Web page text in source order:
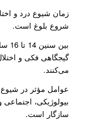
زمان شیوع درد و
شروع بلوغ است.
گیجگاهی فکی و
می‌کنند.
عوامل مؤثر در
بیولوژیکی،
سازگار است.